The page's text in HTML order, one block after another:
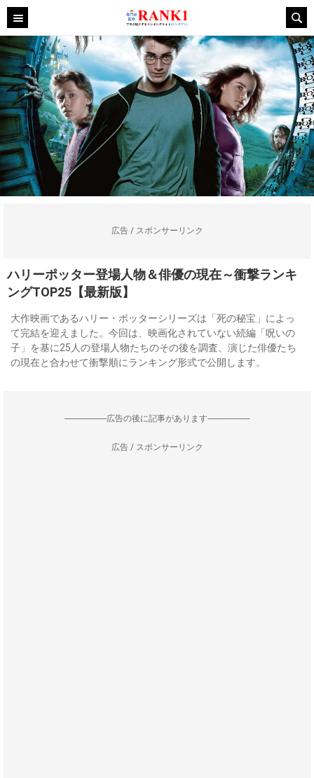
広告 / スポンサーリンク
ハリーポッター登場人物＆俳優の現在～衝撃ランキ
ングTOP25【最新版】
大作映画であるハリー・ポッターシリーズは「死の秘宝」によっ
て完結を迎えました。今回は、映画化されていない続編「呪いの
子」を基に25人の登場人物たちのその後を調査、演じた俳優たち
の現在と合わせて衝撃順にランキング形式で公開します。
--------------------広告の後に記事があります--------------------
広告 / スポンサーリンク